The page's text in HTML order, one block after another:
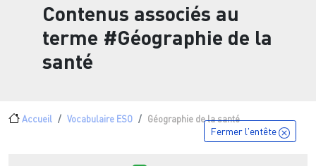
Contenus associés au
terme #Géographie de la
santé
Fil d'Ariane
Accueil Vocabulaire ESO Géographie de la santé
Fermer l'entête